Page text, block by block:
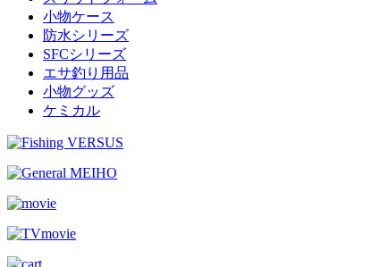
小物ケース
防水シリーズ
SFCシリーズ
エサ釣り用品
小物グッズ
ケミカル